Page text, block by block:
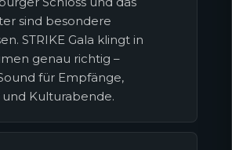
sind besondere
STRIKE Gala klingt in
genau richtig –
für Empfänge,
und Kulturabende.